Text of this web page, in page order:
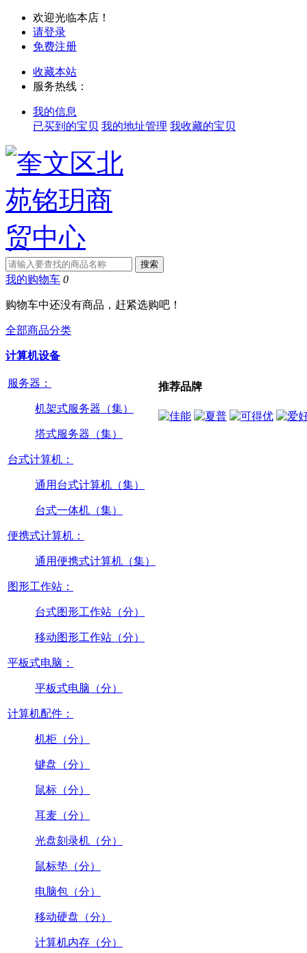
欢迎光临本店！
请登录
免费注册
收藏本站
服务热线：
我的信息
已买到的宝贝 我的地址管理 我收藏的宝贝
我的购物车 0
购物车中还没有商品，赶紧选购吧！
全部商品分类
计算机设备
服务器：
机架式服务器（集）
塔式服务器（集）
台式计算机：
通用台式计算机（集）
台式一体机（集）
便携式计算机：
通用便携式计算机（集）
图形工作站：
台式图形工作站（分）
移动图形工作站（分）
平板式电脑：
平板式电脑（分）
计算机配件：
机柜（分）
键盘（分）
鼠标（分）
耳麦（分）
光盘刻录机（分）
鼠标垫（分）
电脑包（分）
移动硬盘（分）
计算机内存（分）
推荐品牌